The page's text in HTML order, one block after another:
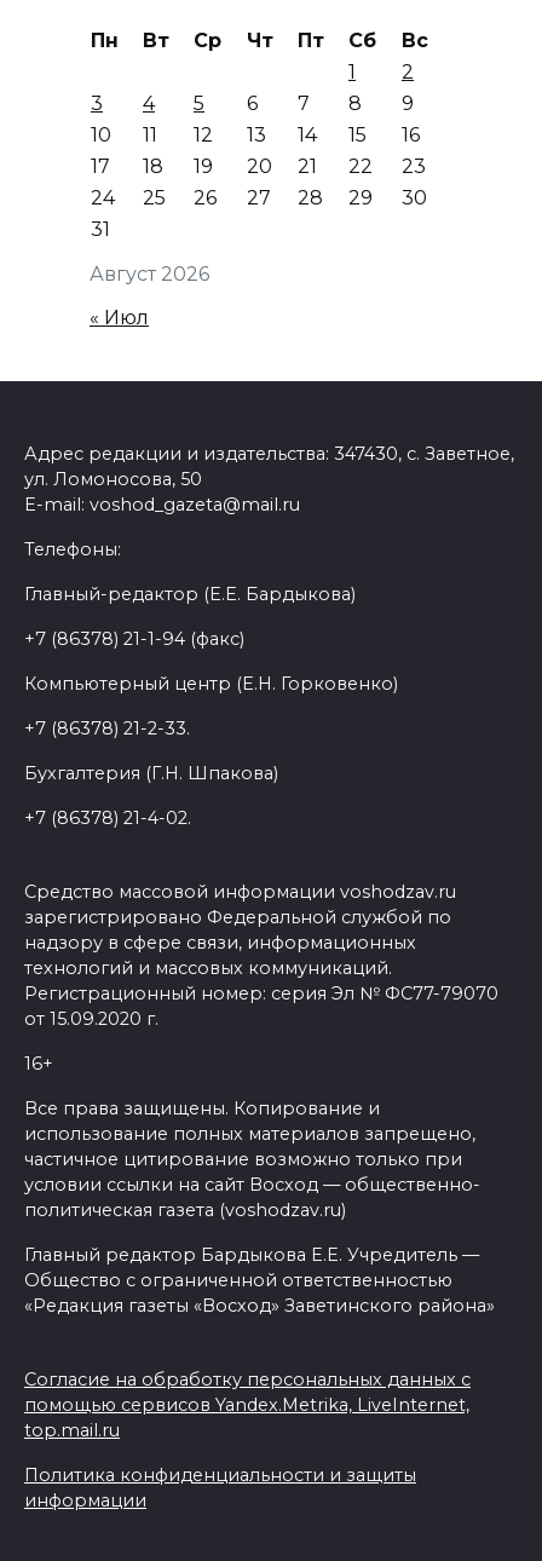
Август 2026
Пн Вт Ср Чт Пт Сб
Вс
1
2
3
4 5 6 7 8
9
10
11 12 13 14 15
16
17
18 19 20 21 22
23
24
25 26 27 28 29
30
31
« Июл
Адрес редакции и издательства: 347430, с. Заветное,
ул. Ломоносова, 50
E-mail: voshod_gazeta@mail.ru
Телефоны:
Главный-редактор (Е.Е. Бардыкова)
+7 (86378) 21-1-94 (факс)
Компьютерный центр (Е.Н. Горковенко)
+7 (86378) 21-2-33.
Бухгалтерия (Г.Н. Шпакова)
+7 (86378) 21-4-02.
Средство массовой информации voshodzav.ru
зарегистрировано Федеральной службой по
надзору в сфере связи, информационных
технологий и массовых коммуникаций.
Регистрационный номер: серия Эл № ФС77-79070
от 15.09.2020 г.
16+
Все права защищены. Копирование и
использование полных материалов запрещено,
частичное цитирование возможно только при
условии ссылки на сайт Восход — общественно-
политическая газета (voshodzav.ru)
Главный редактор Бардыкова Е.Е. Учредитель —
Общество с ограниченной ответственностью
«Редакция газеты «Восход» Заветинского района»
Согласие на обработку персональных данных с
помощью сервисов Yandex.Metrika, LiveInternet,
top.mail.ru
Политика конфиденциальности и защиты
информации